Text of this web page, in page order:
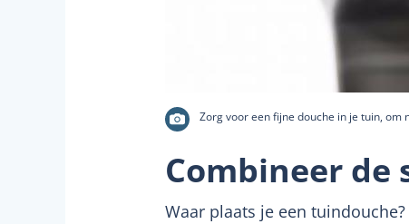
Zorg voor een fijne douche in je tuin, om
Combineer
Waar plaats je een